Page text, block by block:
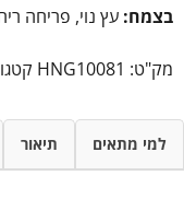
בצמח: עץ נוי, פריחה
מק"ט: HNG10081
למי מתאים תיאור